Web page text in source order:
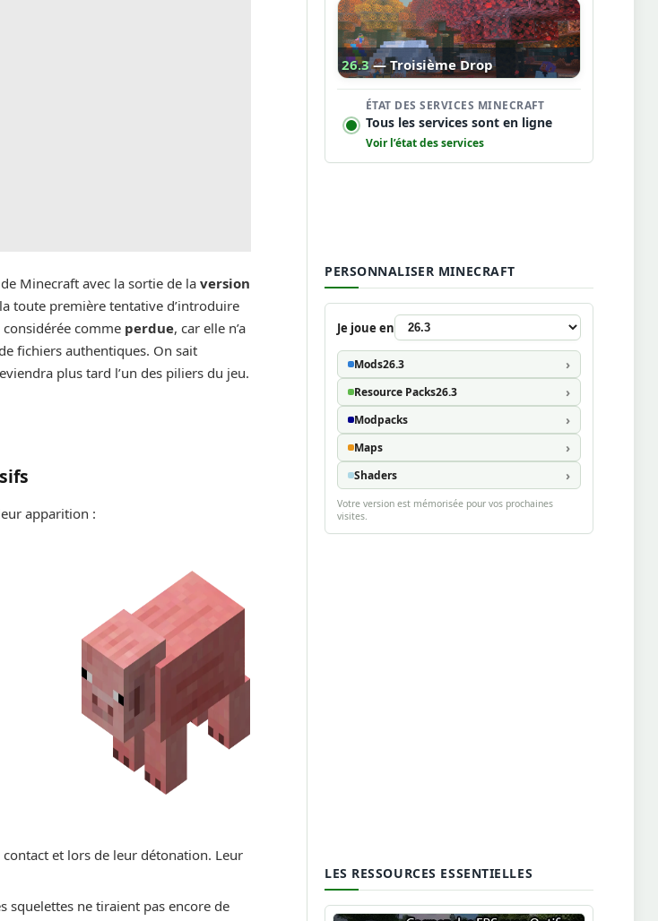
Minecraft avec la sortie de laversion
toute première tentative d’introduire
considérée comme perdue, car elle n’a
fichiers authentiques. On sait
plus tard l’un des piliers du jeu.
apparition :
et lors de leur détonation. Leur
squelettes ne tiraient pas encore de
26.3 — Troisième Drop
ÉTAT DES SERVICES MINECRAFT
Tous les services sont en ligne
Voir l’état des services
PERSONNALISER MINECRAFT
Je joue en
Mods26.3
Resource Packs26.3
Modpacks
Maps
Shaders
Votre version est mémorisée pour vos prochaines
visites.
LES RESSOURCES ESSENTIELLES